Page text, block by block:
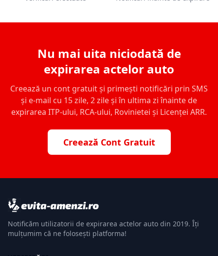
Nu mai uita niciodată de
expirarea actelor auto
Creează un cont gratuit și primești notificări prin SMS
și e-mail cu 15 zile, 2 zile și în ultima zi înainte de
expirarea ITP-ului, RCA-ului, Rovinietei și Licenței ARR.
Creează Cont Gratuit
Notificăm utilizatorii de expirarea actelor auto din 2019. Îți
mulțumim că ne folosești platforma!